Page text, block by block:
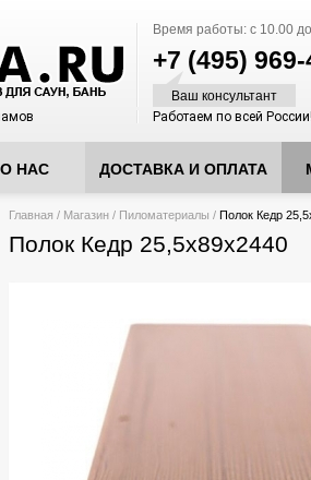
Время работы: с 10.00
+7 (495)
Ваш консультант
Работаем по всей
О НАС ДОСТАВКА И ОПЛАТА
Вы здесь
Главная / Магазин / Пиломатериалы / Полок Кедр
Полок Кедр 25,5х89х2440